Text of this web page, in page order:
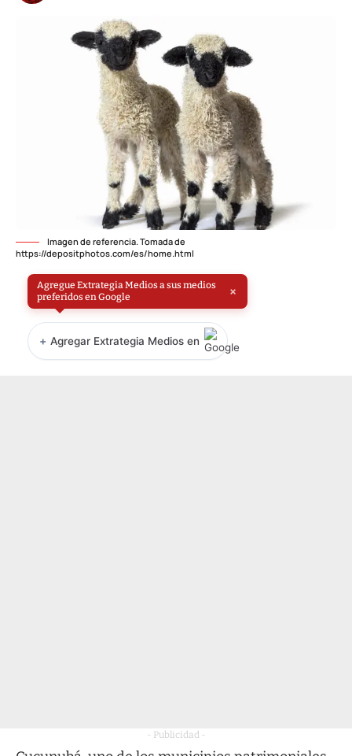
Imagen de referencia. Tomada de
https://depositphotos.com/es/home.html
Agregue Extrategia Medios a sus medios
preferidos en Google
×
+ Agregar Extrategia Medios en
- Publicidad -